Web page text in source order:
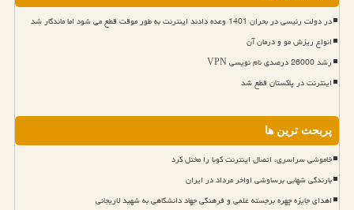
در دولت رئیسی در بحران 1401 وعده دادند اینترنت به طور موقت قطع می شود اما ماندگار شد
انواع ریزش مو و درمان آن
رشد 26000 درصدی نام نویسی VPN
اینترنت در پاکستان قطع شد
پربحث ترین ها
خاموشی سراسری، اتصال اینترنت کوبا را مختل کرد
بارندگی شهابی برساوشی اواخر مرداد در ایران
اهدای جایزه چهره برجسته علمی و فرهنگی جهاد دانشگاهی به شهید لاریجانی